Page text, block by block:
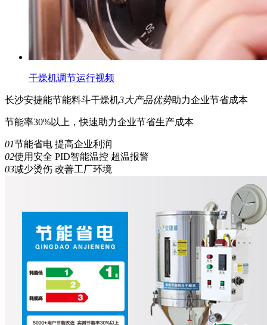
干燥机调节运行视频
长沙安捷能节能料斗干燥机3大产品优势助力企业节省成本
节能率30%以上，快速助力企业节省生产成本
01节能省电 提高企业利润
02使用安全 PID智能温控 超温报警
03减少烫伤 改善工厂环境